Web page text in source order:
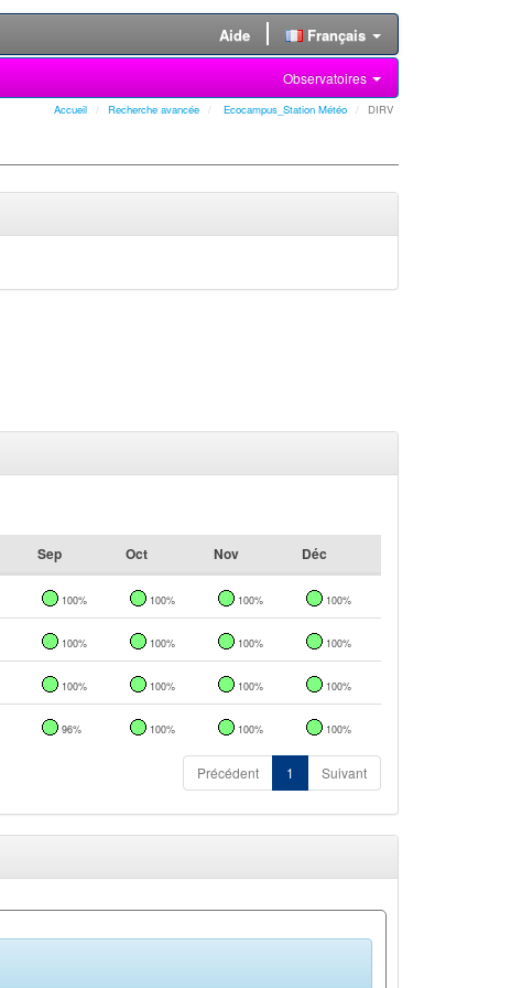
Aide Français
Observatoires
Accueil Recherche avancée Ecocampus_Station Météo DIRV
Sep Oct Nov Déc
100% 100% 100% 100%
100% 100% 100% 100%
100% 100% 100% 100%
96% 100% 100% 100%
Précédent 1 Suivant